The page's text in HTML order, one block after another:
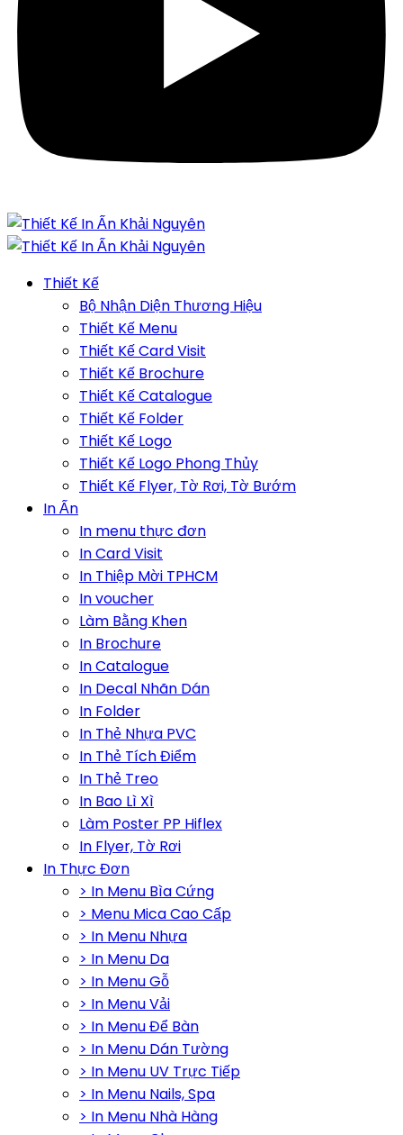
Thiết Kế
Bộ Nhận Diện Thương Hiệu
Thiết Kế Menu
Thiết Kế Card Visit
Thiết Kế Brochure
Thiết Kế Catalogue
Thiết Kế Folder
Thiết Kế Logo
Thiết Kế Logo Phong Thủy
Thiết Kế Flyer, Tờ Rơi, Tờ Bướm
In Ấn
In menu thực đơn
In Card Visit
In Thiệp Mời TPHCM
In voucher
Làm Bằng Khen
In Brochure
In Catalogue
In Decal Nhãn Dán
In Folder
In Thẻ Nhựa PVC
In Thẻ Tích Điểm
In Thẻ Treo
In Bao Lì Xì
Làm Poster PP Hiflex
In Flyer, Tờ Rơi
In Thực Đơn
> In Menu Bìa Cứng
> Menu Mica Cao Cấp
> In Menu Nhựa
> In Menu Da
> In Menu Gỗ
> In Menu Vải
> In Menu Để Bàn
> In Menu Dán Tường
> In Menu UV Trực Tiếp
> In Menu Nails, Spa
> In Menu Nhà Hàng